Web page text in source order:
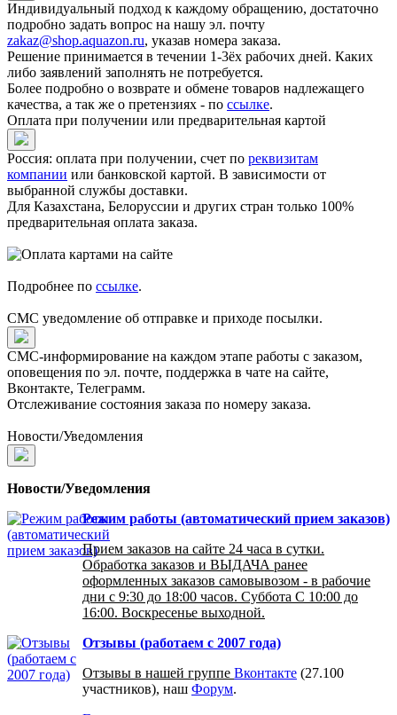
Индивидуальный подход к каждому обращению, достаточно
подробно задать вопрос на нашу эл. почту
zakaz@shop.aquazon.ru, указав номера заказа.
Решение принимается в течении 1-3ёх рабочих дней. Каких
либо заявлений заполнять не потребуется.
Более подробно о возврате и обмене товаров надлежащего
качества, а так же о претензиях - по ссылке.
Оплата при получении или предварительная картой
Россия: оплата при получении, счет по реквизитам
компании или банковской картой. В зависимости от
выбранной службы доставки.
Для Казахстана, Белоруссии и других стран только 100%
предварительная оплата заказа.
Подробнее по ссылке.
СМС уведомление об отправке и приходе посылки.
СМС-информирование на каждом этапе работы с заказом,
оповещения по эл. почте, поддержка в чате на сайте,
Вконтакте, Телеграмм.
Отслеживание состояния заказа по номеру заказа.
Новости/Уведомления
Новости/Уведомления
Режим работы (автоматический прием заказов)
Прием заказов на сайте 24 часа в сутки.
Обработка заказов и ВЫДАЧА ранее
оформленных заказов самовывозом - в рабочие
дни с 9:30 до 18:00 часов. Суббота С 10:00 до
16:00. Воскресенье выходной.
Отзывы (работаем с 2007 года)
Отзывы в нашей группе Вконтакте (27.100
участников), наш Форум.